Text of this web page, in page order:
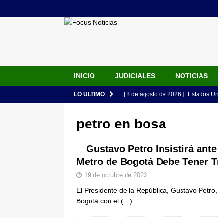
INICIO JUDICIALES NOTICIAS
LO ÚLTIMO [ 8 de agosto de 2026 ] Estados
[ 7 de agosto de 2026 ]
discurso de Abelardo de la
[ 7 de agosto de 2026 ] Abelardo
presidencial en ceremonia en Cali
[ 6 de agosto de 2026 ] Así será la
petro en bosa
Gustavo Petro Insistirá
Metro de Bogotá Debe Tener
19 de octubre de 2023
El Presidente de la República, Gustavo
Bogotá con el (…)